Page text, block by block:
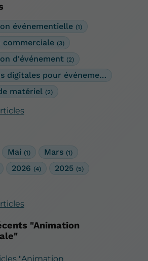
événementielle (1)
commerciale (3)
d'événement (2)
Animations digitales pour événements
matériel (2)
Mai (1) Mars (1)
2026 (4) 2025 (5)
"Animation
"Animation